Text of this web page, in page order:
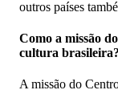
outros países
Como a missão
cultura brasileira?
A missão do